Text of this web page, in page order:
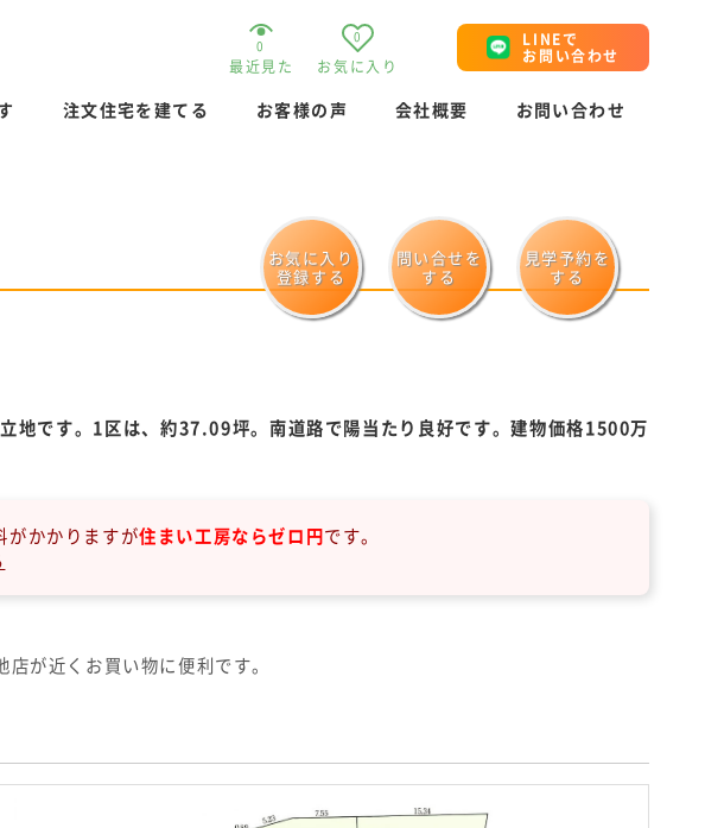
0
最近見た
0
お気に入り
LINEで
お問い合わせ
注文住宅を建てる お客様の声 会社概要 お問い合わせ
お気に入り
登録する
問い合せを
する
見学予約を
する
地です。1区は、約37.09坪。南道路で陽当たり良好です。建物価格1500万
がかかりますが住まい工房ならゼロ円です。
が近くお買い物に便利です。